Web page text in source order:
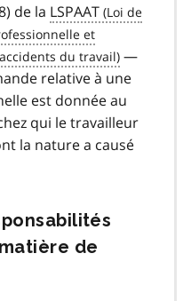
de la LSPAAT
—
relative à une
est donnée au
qui le travailleur
la nature a causé
de